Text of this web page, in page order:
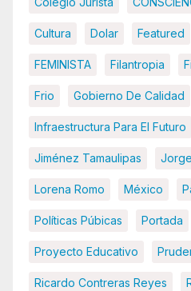
Cultura Dolar Featured
FEMINISTA Filantropia
Frio Gobierno De Calidad
Infraestructura Para El Futuro
Jiménez Tamaulipas
Lorena Romo México
Políticas Púbicas Portada
Proyecto Educativo
Ricardo Contreras Reyes